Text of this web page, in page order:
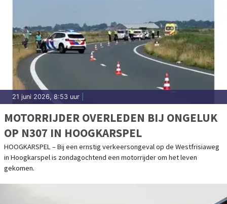
21 juni 2026, 8:53 uur
MOTORRIJDER OVERLEDEN BIJ ONGELUK
OP N307 IN HOOGKARSPEL
HOOGKARSPEL – Bij een ernstig verkeersongeval op de Westfrisiaweg
in Hoogkarspel is zondagochtend een motorrijder om het leven
gekomen.